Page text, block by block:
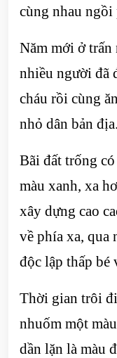
cùng nhau ngồi
Năm mới ở
nhiều người đã
cháu rồi cùng
nhỏ dân bản địa.
Bãi đất trống
màu xanh, xa
xây dựng cao
về phía xa, qua
độc lập thấp bé
Thời gian trôi
nhuốm một
dần lặn là màu